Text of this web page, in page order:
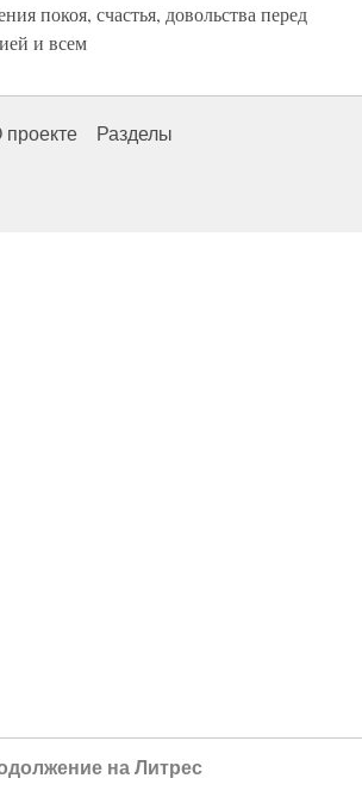
покоя, счастья, довольства перед
и всем
проекте Разделы
на Литрес